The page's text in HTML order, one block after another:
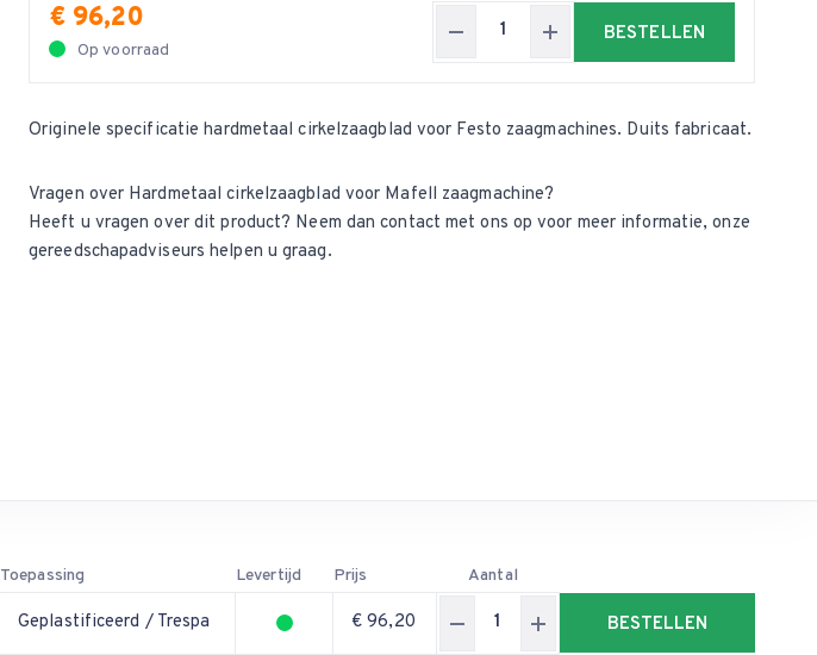
€ 96,20
Op voorraad
BESTELLEN
Originele specificatie hardmetaal cirkelzaagblad voor Festo zaagmachines. Duits fabricaat.
Vragen over Hardmetaal cirkelzaagblad voor Mafell zaagmachine?
Heeft u vragen over dit product? Neem dancontact met ons op voor meer informatie, onze
gereedschapadviseurs helpen u graag.
Toepassing Levertijd Prijs Aantal
Geplastificeerd / Trespa € 96,20 BESTELLEN